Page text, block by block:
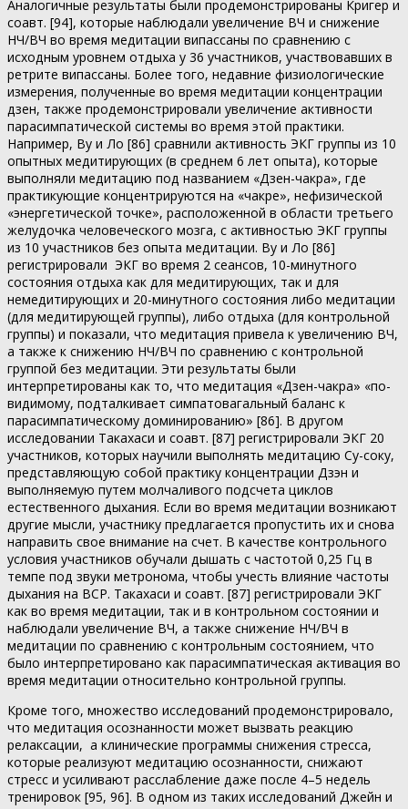
Аналогичные результаты были продемонстрированы Кригер и
соавт. [94], которые наблюдали увеличение ВЧ и снижение
НЧ/ВЧ во время медитации випассаны по сравнению с
исходным уровнем отдыха у 36 участников, участвовавших в
ретрите випассаны. Более того, недавние физиологические
измерения, полученные во время медитации концентрации
дзен, также продемонстрировали увеличение активности
парасимпатической системы во время этой практики.
Например, Ву и Ло [86] сравнили активность ЭКГ группы из 10
опытных медитирующих (в среднем 6 лет опыта), которые
выполняли медитацию под названием «Дзен-чакра», где
практикующие концентрируются на «чакре», нефизической
«энергетической точке», расположенной в области третьего
желудочка человеческого мозга, с активностью ЭКГ группы
из 10 участников без опыта медитации. Ву и Ло [86]
регистрировали ЭКГ во время 2 сеансов, 10-минутного
состояния отдыха как для медитирующих, так и для
немедитирующих и 20-минутного состояния либо медитации
(для медитирующей группы), либо отдыха (для контрольной
группы) и показали, что медитация привела к увеличению ВЧ,
а также к снижению НЧ/ВЧ по сравнению с контрольной
группой без медитации. Эти результаты были
интерпретированы как то, что медитация «Дзен-чакра» «по-
видимому, подталкивает симпатовагальный баланс к
парасимпатическому доминированию» [86]. В другом
исследовании Такахаси и соавт. [87] регистрировали ЭКГ 20
участников, которых научили выполнять медитацию Су-соку,
представляющую собой практику концентрации Дзэн и
выполняемую путем молчаливого подсчета циклов
естественного дыхания. Если во время медитации возникают
другие мысли, участнику предлагается пропустить их и снова
направить свое внимание на счет. В качестве контрольного
условия участников обучали дышать с частотой 0,25 Гц в
темпе под звуки метронома, чтобы учесть влияние частоты
дыхания на ВСР. Такахаси и соавт. [87] регистрировали ЭКГ
как во время медитации, так и в контрольном состоянии и
наблюдали увеличение ВЧ, а также снижение НЧ/ВЧ в
медитации по сравнению с контрольным состоянием, что
было интерпретировано как парасимпатическая активация во
время медитации относительно контрольной группы.
Кроме того, множество исследований продемонстрировало,
что медитация осознанности может вызвать реакцию
релаксации, а клинические программы снижения стресса,
которые реализуют медитацию осознанности, снижают
стресс и усиливают расслабление даже после 4–5 недель
тренировок [95, 96]. В одном из таких исследований Джейн и